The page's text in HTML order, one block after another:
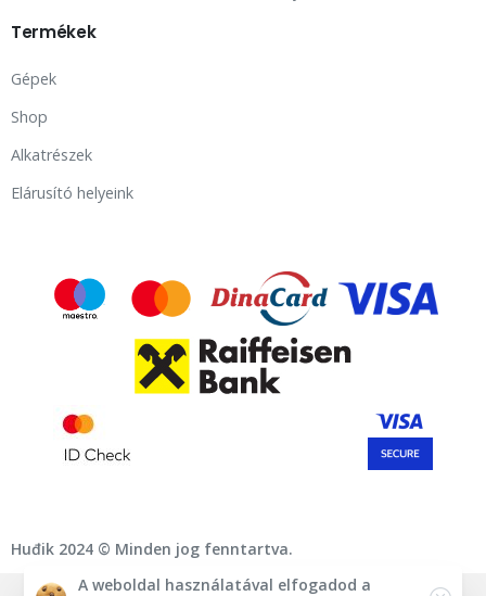
Termékek
Gépek
Shop
Alkatrészek
Elárusító helyeink
Huđik 2024 © Minden jog fenntartva.
A weboldal használatával elfogadod a